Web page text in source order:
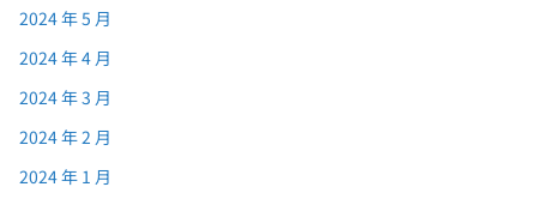
2024 年 5 月
2024 年 4 月
2024 年 3 月
2024 年 2 月
2024 年 1 月